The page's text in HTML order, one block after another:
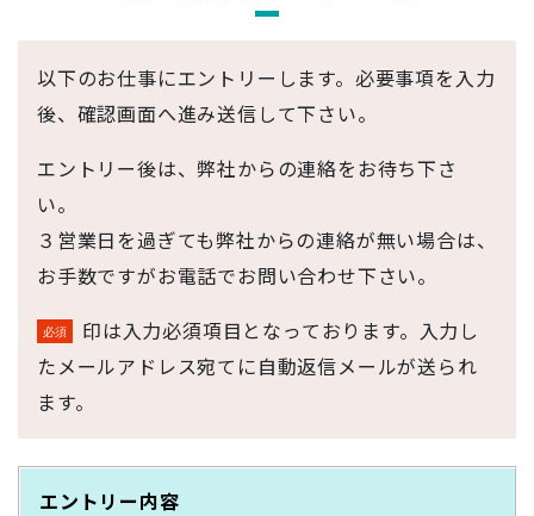
以下のお仕事にエントリーします。必要事項を入力
後、確認画面へ進み送信して下さい。
エントリー後は、弊社からの連絡をお待ち下さ
い。
３営業日を過ぎても弊社からの連絡が無い場合は、
お手数ですがお電話でお問い合わせ下さい。
印は入力必須項目となっております。入力し
たメールアドレス宛てに自動返信メールが送られ
ます。
エントリー内容